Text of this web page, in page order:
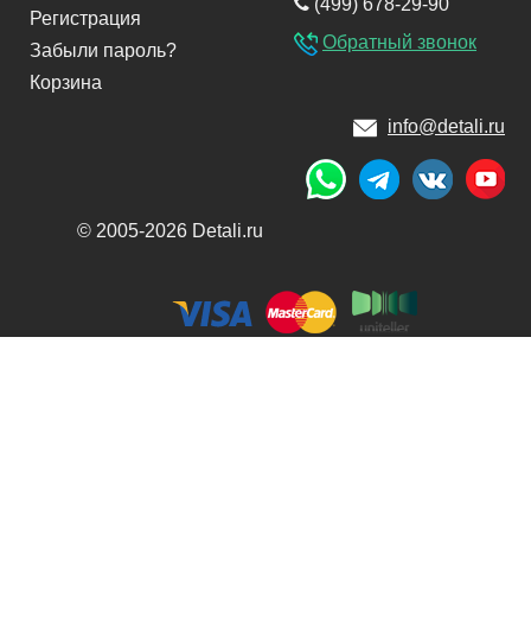
Регистрация
Забыли пароль?
Корзина
(499) 678-29-90
Обратный звонок
info@detali.ru
© 2005-2026 Detali.ru